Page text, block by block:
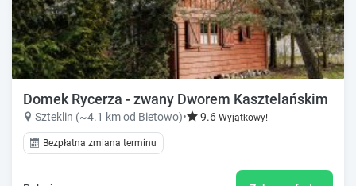
Domek Rycerza - zwany Dworem Kasztelańskim
Szteklin (~4.1 km od Bietowo)• 9.6 Wyjątkowy!
Bezpłatna zmiana terminu